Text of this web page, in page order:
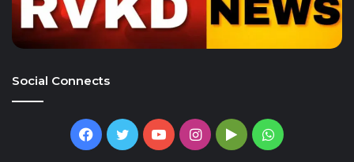
Social Connects
Facebook
TwitterYouTubeInstagram
GoogleWhatsApp